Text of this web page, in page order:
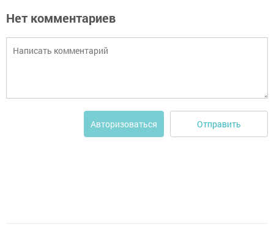
Нет комментариев
Авторизоваться Отправить